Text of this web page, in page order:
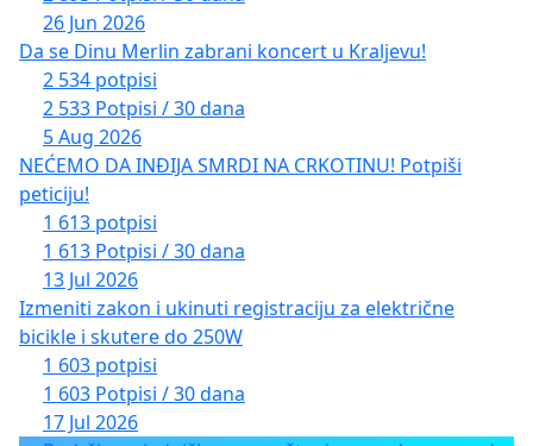
26 Jun 2026
Da se Dinu Merlin zabrani koncert u Kraljevu!
2 534 potpisi
2 533 Potpisi / 30 dana
5 Aug 2026
NEĆEMO DA INĐIJA SMRDI NA CRKOTINU! Potpiši
peticiju!
1 613 potpisi
1 613 Potpisi / 30 dana
13 Jul 2026
Izmeniti zakon i ukinuti registraciju za električne
bicikle i skutere do 250W
1 603 potpisi
1 603 Potpisi / 30 dana
17 Jul 2026